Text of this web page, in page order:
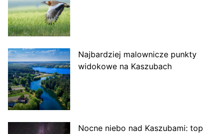
Najbardziej malownicze punkty
widokowe na Kaszubach
Nocne niebo nad Kaszubami: top